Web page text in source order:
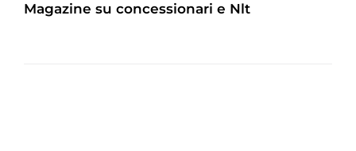
Magazine su concessionari e Nlt